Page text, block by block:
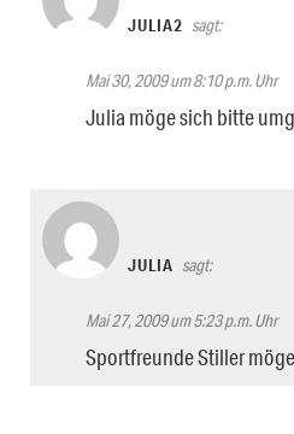
JULIA2 sagt:
Mai 30, 2009 um 8:10 p.m. Uhr
Julia möge sich bitte
JULIA sagt:
Mai 27, 2009 um 5:23 p.m. Uhr
Sportfreunde Stiller